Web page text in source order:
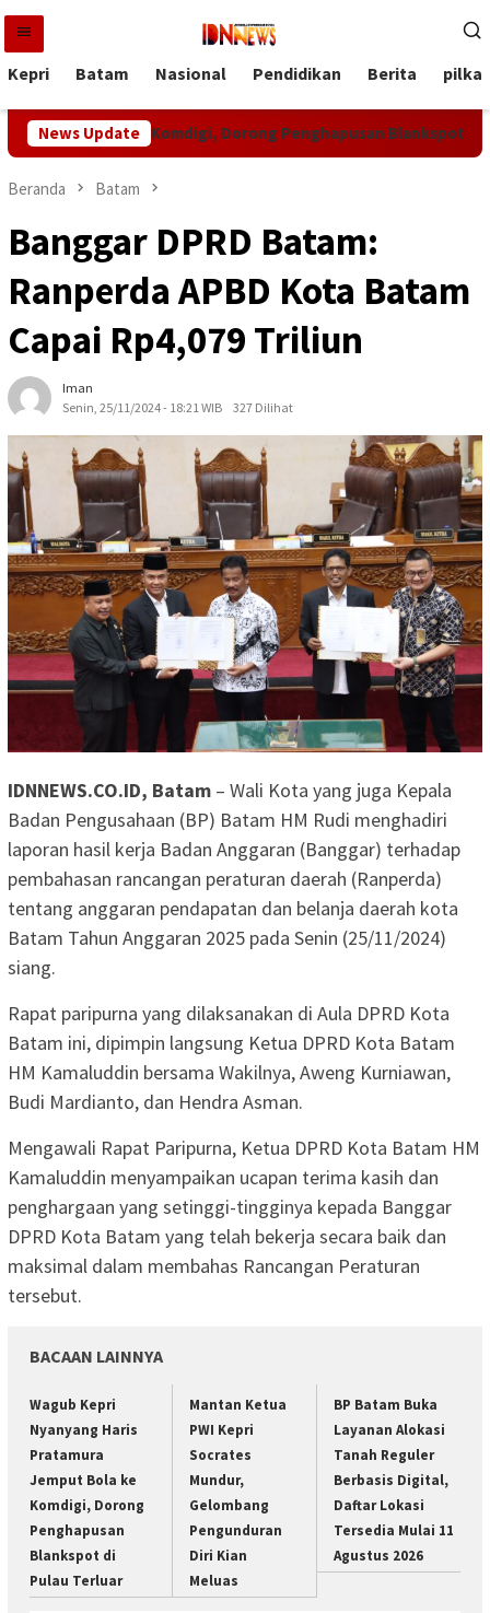
Loncat
konten
Kepri Batam Nasional Pendidikan Berita
News Update
Bola ke Komdigi, Dorong Penghapusan Blankspot di Pulau
Beranda Batam
Banggar DPRD Batam:
Ranperda APBD Kota Batam
Capai Rp4,079 Triliun
Iman
Senin, 25/11/2024 - 18:21 WIB
327 Dilihat
IDNNEWS.CO.ID, Batam – Wali Kota yang juga Kepala
Badan Pengusahaan (BP) Batam HM Rudi menghadiri
laporan hasil kerja Badan Anggaran (Banggar) terhadap
pembahasan rancangan peraturan daerah (Ranperda)
tentang anggaran pendapatan dan belanja daerah kota
Batam Tahun Anggaran 2025 pada Senin (25/11/2024)
siang.
Rapat paripurna yang dilaksanakan di Aula DPRD Kota
Batam ini, dipimpin langsung Ketua DPRD Kota Batam
HM Kamaluddin bersama Wakilnya, Aweng Kurniawan,
Budi Mardianto, dan Hendra Asman.
Mengawali Rapat Paripurna, Ketua DPRD Kota Batam HM
Kamaluddin menyampaikan ucapan terima kasih dan
penghargaan yang setinggi-tingginya kepada Banggar
DPRD Kota Batam yang telah bekerja secara baik dan
maksimal dalam membahas Rancangan Peraturan
tersebut.
BACAAN LAINNYA
Wagub Kepri
Nyanyang Haris
Pratamura
Jemput Bola ke
Komdigi, Dorong
Penghapusan
Blankspot di
Pulau Terluar
Mantan Ketua
PWI Kepri
Socrates
Mundur,
Gelombang
Pengunduran
Diri Kian
Meluas
BP Batam Buka
Layanan Alokasi
Tanah Reguler
Berbasis Digital,
Daftar Lokasi
Tersedia Mulai 11
Agustus 2026